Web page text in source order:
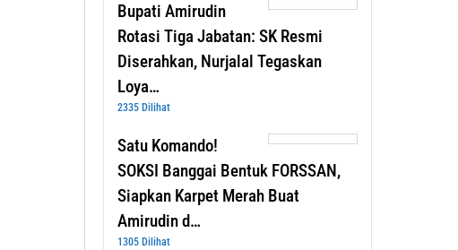
Bupati Amirudin
Rotasi Tiga Jabatan: SK Resmi
Diserahkan, Nurjalal Tegaskan
Loya…
2335 Dilihat
Satu Komando!
SOKSI Banggai Bentuk FORSSAN,
Siapkan Karpet Merah Buat
Amirudin d…
1305 Dilihat